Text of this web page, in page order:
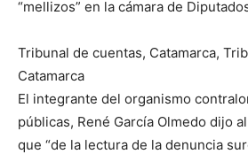
“mellizos” en la cámara de
Tribunal de cuentas, Catamarca,
Catamarca
El integrante del organismo
públicas, René García Olmedo dijo
que “de la lectura de la denuncia